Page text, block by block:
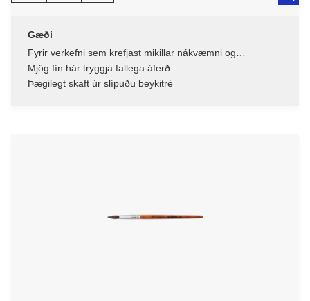
Gæði
Fyrir verkefni sem krefjast mikillar nákvæmni og
fullkominna lína
Mjög fín hár tryggja fallega áferð
Þægilegt skaft úr slípuðu beykitré